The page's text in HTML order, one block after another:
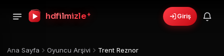
hdfilmizle + Giriş
Ana Sayfa Oyuncu Arşivi Trent Reznor